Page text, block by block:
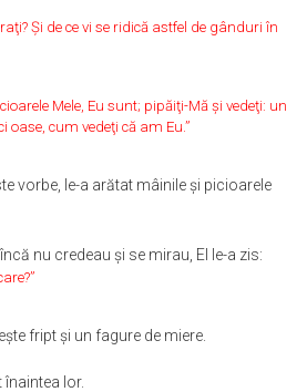
Şi de ce vi se ridică astfel de gânduri în
Mele, Eu sunt; pipăiţi-Mă şi vedeţi: un
oase, cum vedeţi că am Eu.”
vorbe, le-a arătat mâinile şi picioarele
nu credeau şi se mirau, El le-a zis:
fript şi un fagure de miere.
înaintea lor.